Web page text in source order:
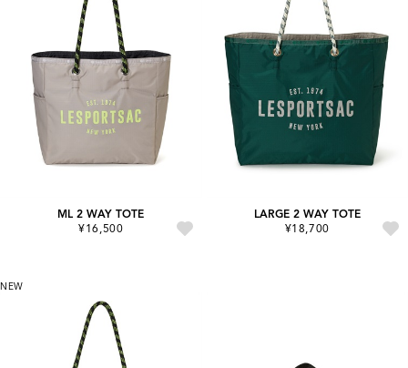
ML 2 WAY TOTE
¥16,500
LARGE 2 WAY TOTE
¥18,700
NEW